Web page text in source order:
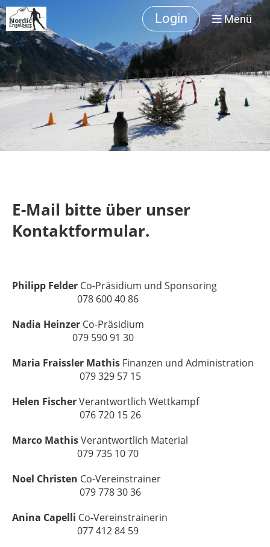
Login Menü
E-Mail bitte über unser
Kontaktformular.
Philipp Felder Co-Präsidium und Sponsoring
078 600 40 86
Nadia Heinzer Co-Präsidium
079 590 91 30
Maria Fraissler Mathis Finanzen und Administration
079 329 57 15
Helen FischerVerantwortlich Wettkampf
076 720 15 26
Marco MathisVerantwortlich Material
079 735 10 70
Noel Christen Co-Vereinstrainer
079 778 30 36
Anina Capelli Co-Vereinstrainerin
077 412 84 59